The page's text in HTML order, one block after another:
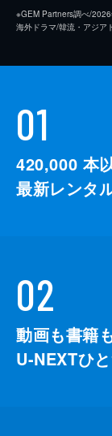
※GEM Partners調べ/
海外ドラマ/韓流・アジア
01
420,000 本
最新レンタ
02
動画も書籍
U-NEXTひと